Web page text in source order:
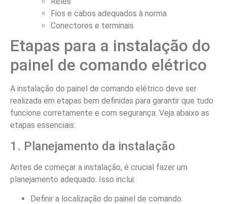
Fios e cabos adequados à norma
Conectores e terminais
Etapas para a instalação do
painel de comando elétrico
A instalação do painel de comando elétrico deve ser
realizada em etapas bem definidas para garantir que tudo
funcione corretamente e com segurança. Veja abaixo as
etapas essenciais:
1. Planejamento da instalação
Antes de começar a instalação, é crucial fazer um
planejamento adequado. Isso inclui:
Definir a localização do painel de comando.